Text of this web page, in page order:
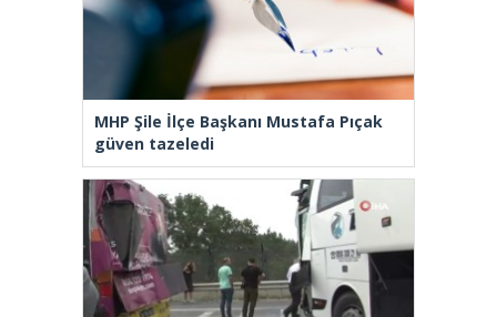
MHP Şile İlçe Başkanı Mustafa Pıçak
güven tazeledi